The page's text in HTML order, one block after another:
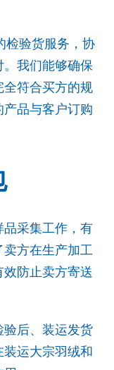
检验货服务，协
我们能够确保
符合买方的规
品与客户订购
品采集工作，有
方在生产加工
防止卖方寄送
后、装运发货
运大宗羽绒和